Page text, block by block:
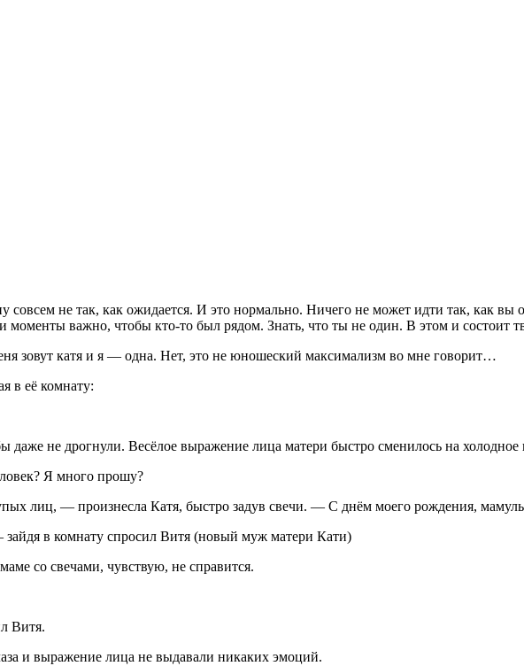
совсем не так, как ожидается. И это нормально. Ничего не может идти так, как
моменты важно, чтобы кто-то был рядом. Знать, что ты не один. В этом и состоит
зовут катя и я — одна. Нет, это не юношеский максимализм во мне говорит…
в её комнату:
даже не дрогнули. Весёлое выражение лица матери быстро сменилось на
Я много прошу?
лиц, — произнесла Катя, быстро задув свечи. — С днём моего рождения,
в комнату спросил Витя (новый муж матери Кати)
со свечами, чувствую, не справится.
Витя.
и выражение лица не выдавали никаких эмоций.